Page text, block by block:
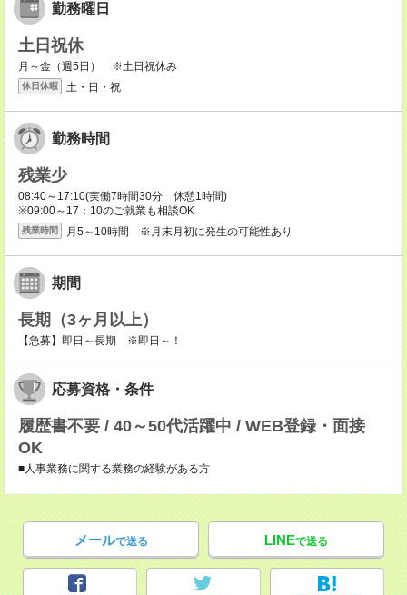
勤務曜日
土日祝休
月～金（週5日） ※土日祝休み
休日休暇 土・日・祝
勤務時間
残業少
08:40～17:10(実働7時間30分 休憩1時間)
※09:00～17：10のご就業も相談OK
残業時間 月5～10時間 ※月末月初に発生の可能性あり
期間
長期（3ヶ月以上）
【急募】即日～長期 ※即日～！
応募資格・条件
履歴書不要 / 40～50代活躍中 / WEB登録・面接
OK
■人事業務に関する業務の経験がある方
メールで送る LINEで送る